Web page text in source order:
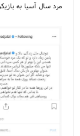
مرد سال آسیا به